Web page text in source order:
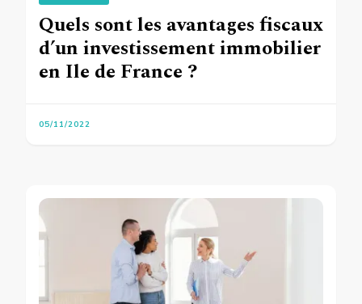
Quels sont les avantages fiscaux
d’un investissement immobilier
en Ile de France ?
05/11/2022